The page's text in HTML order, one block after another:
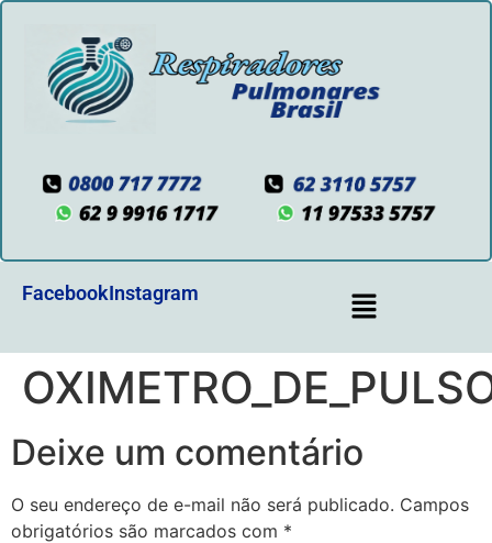
FacebookInstagram
Deixe um comentário
O seu endereço de e-mail não será publicado. Campos
obrigatórios são marcados com *